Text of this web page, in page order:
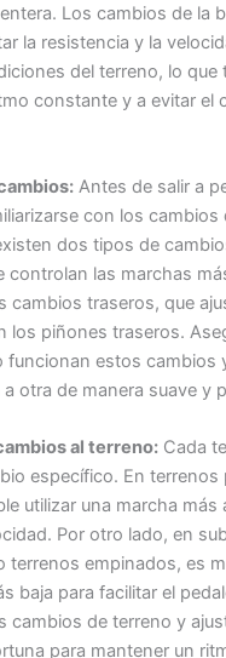
Los cambios de la
la resistencia y la
del terreno, lo que
constante y a evitar el
Antes de salir a
con los cambios
dos tipos de
controlan las marchas
cambios traseros, que
los piñones traseros.
funcionan estos cambios
otra de manera suave y
al terreno: Cada
específico. En terrenos
utilizar una marcha más
Por otro lado, en
terrenos empinados, es
baja para facilitar el
cambios de terreno y
para mantener un